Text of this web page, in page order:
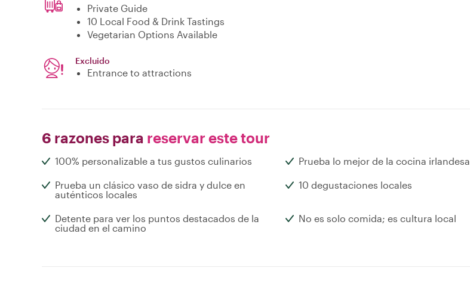
Private Guide
10 Local Food & Drink Tastings
Vegetarian Options Available
Excluido
Entrance to attractions
6 razones para reservar este tour
100% personalizable a tus gustos culinarios Prueba lo mejor de la cocina irlandesa
Prueba un clásico vaso de sidra y dulce en
auténticos locales
10 degustaciones locales
Detente para ver los puntos destacados de la
ciudad en el camino
No es solo comida; es cultura local